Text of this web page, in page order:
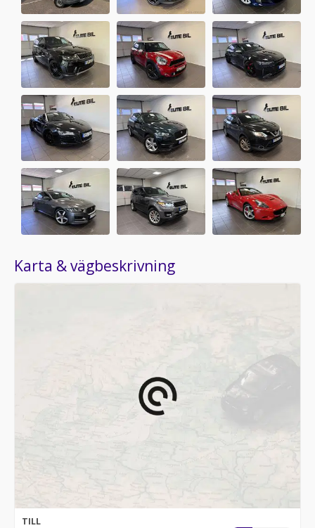
Karta & vägbeskrivning
TILL